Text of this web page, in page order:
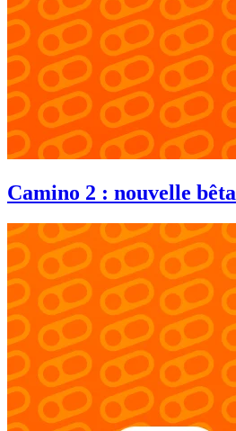
Camino 2 : nouvelle bêta